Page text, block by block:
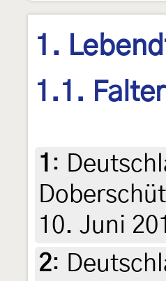
1.
1.1. Falter
1 :
10. Juni
2: